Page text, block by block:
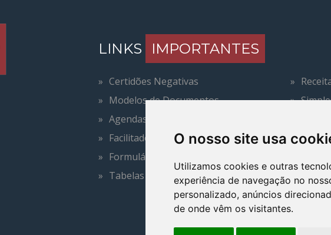
O nosso site usa
Utilizamos cookies e outras
experiência de navegação no
personalizado, anúncios
de onde vêm os visitantes.
LINKS IMPORTANTES
Certidões Negativas
Modelos de Documentos
Agendas de Obrigações
Facilitador Contábil
Formulários Diversos
Tabelas Práticas
Portal